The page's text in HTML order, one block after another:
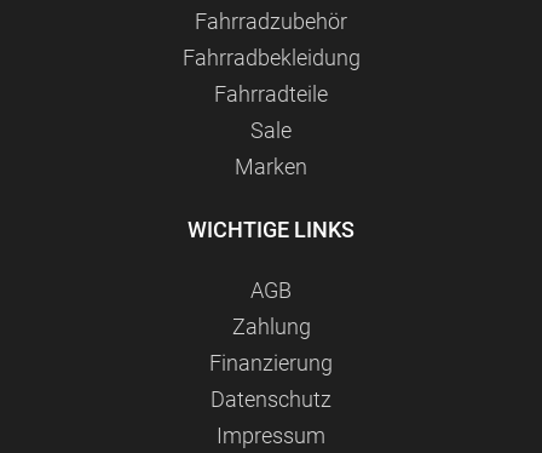
Fahrradzubehör
Fahrradbekleidung
Fahrradteile
Sale
Marken
WICHTIGE LINKS
AGB
Zahlung
Finanzierung
Datenschutz
Impressum